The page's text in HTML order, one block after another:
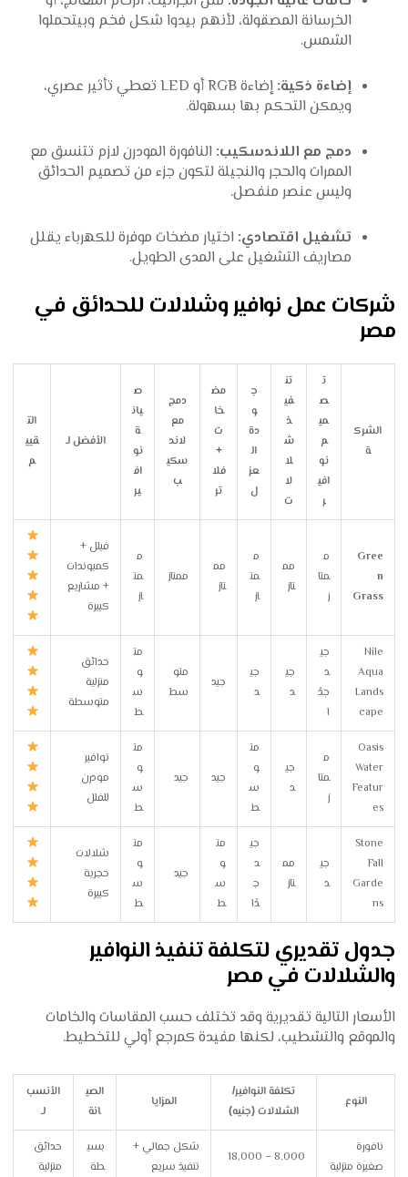
الخرسانة المصقولة، لأنهم بيدوا شكل فخم وبيتحملوا
الشمس.
إضاءة ذكية:
إضاءة RGB أو LED تعطي تأثير عصري،
ويمكن التحكم بها بسهولة.
دمج مع اللاندسكيب: النافورة المودرن لازم تتنسق مع
الممرات والحجر والنجيلة لتكون جزء من تصميم الحدائق
وليس عنصر منفصل.
تشغيل اقتصادي: اختيار مضخات موفرة للكهرباء يقلل
مصاريف التشغيل على المدى الطويل.
شركات عمل نوافير وشلالات للحدائق في
مصر
الشرك
ة
ت
ص
مي
م
نو
افي
ر
تن
في
ذ
ش
لا
لا
ت
ج
و
دة
ال
عز
ل
مض
خا
ت
+
فلا
تر
دمج
مع
لاند
سكي
ب
ص
يان
ة
نو
اف
ير
الأفضل لـ
الت
قيي
م
Gree
n
Grass
م
متا
ز
مم
تاز
م
مت
از
مم
تاز
ممتاز
م
مت
از
فيلل +
كمبوندات
+ مشاريع
كبيرة
Nile
Aqua
Lands
cape
جي
د
جدً
ا
جي
د
جي
د
جيد
متو
سط
مت
و
س
ط
حدائق
منزلية
متوسطة
Oasis
Water
Featur
es
م
متا
ز
جي
د
مت
و
س
ط
جيد جيد
مت
و
س
ط
نوافير
مودرن
للفلل
Stone
Fall
Garde
ns
جي
د
مم
تاز
جي
د
ج
دًا
مت
و
س
ط
جيد
مت
و
س
ط
شلالات
حجرية
كبيرة
جدول تقديري لتكلفة تنفيذ النوافير
والشلالات في مصر
الأسعار التالية تقديرية وقد تختلف حسب المقاسات والخامات
والموقع والتشطيب، لكنها مفيدة كمرجع أولي للتخطيط.
النوع
تكلفة النوافير/
الشلالات (جنيه)
المزايا
الصي
انة
الأنسب
لـ
نافورة
صغيرة منزلية
8,000 – 18,000
شكل جمالي +
تنفيذ سريع
بسي
طة
حدائق
منزلية